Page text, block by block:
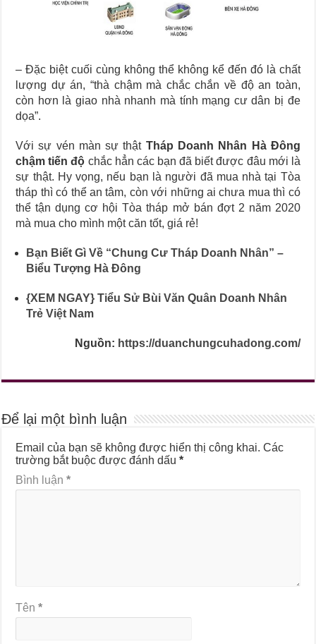
– Đặc biệt cuối cùng không thể không kể đến đó là chất
lượng dự án, “thà chậm mà chắc chắn về độ an toàn,
còn hơn là giao nhà nhanh mà tính mạng cư dân bị đe
dọa”.
Với sự vén màn sự thật Tháp Doanh Nhân Hà Đông
chậm tiến độ chắc hẳn các bạn đã biết được đâu mới là
sự thật. Hy vọng, nếu bạn là người đã mua nhà tại Tòa
tháp thì có thể an tâm, còn với những ai chưa mua thì có
thể tận dụng cơ hội Tòa tháp mở bán đợt 2 năm 2020
mà mua cho mình một căn tốt, giá rẻ!
Bạn Biết Gì Về “Chung Cư Tháp Doanh Nhân” –
Biểu Tượng Hà Đông
{XEM NGAY} Tiểu Sử Bùi Văn Quân Doanh Nhân
Trẻ Việt Nam
Nguồn: https://duanchungcuhadong.com/
Để lại một bình luận
Email của bạn sẽ không được hiển thị công khai. Các
trường bắt buộc được đánh dấu*
Bình luận*
Tên*